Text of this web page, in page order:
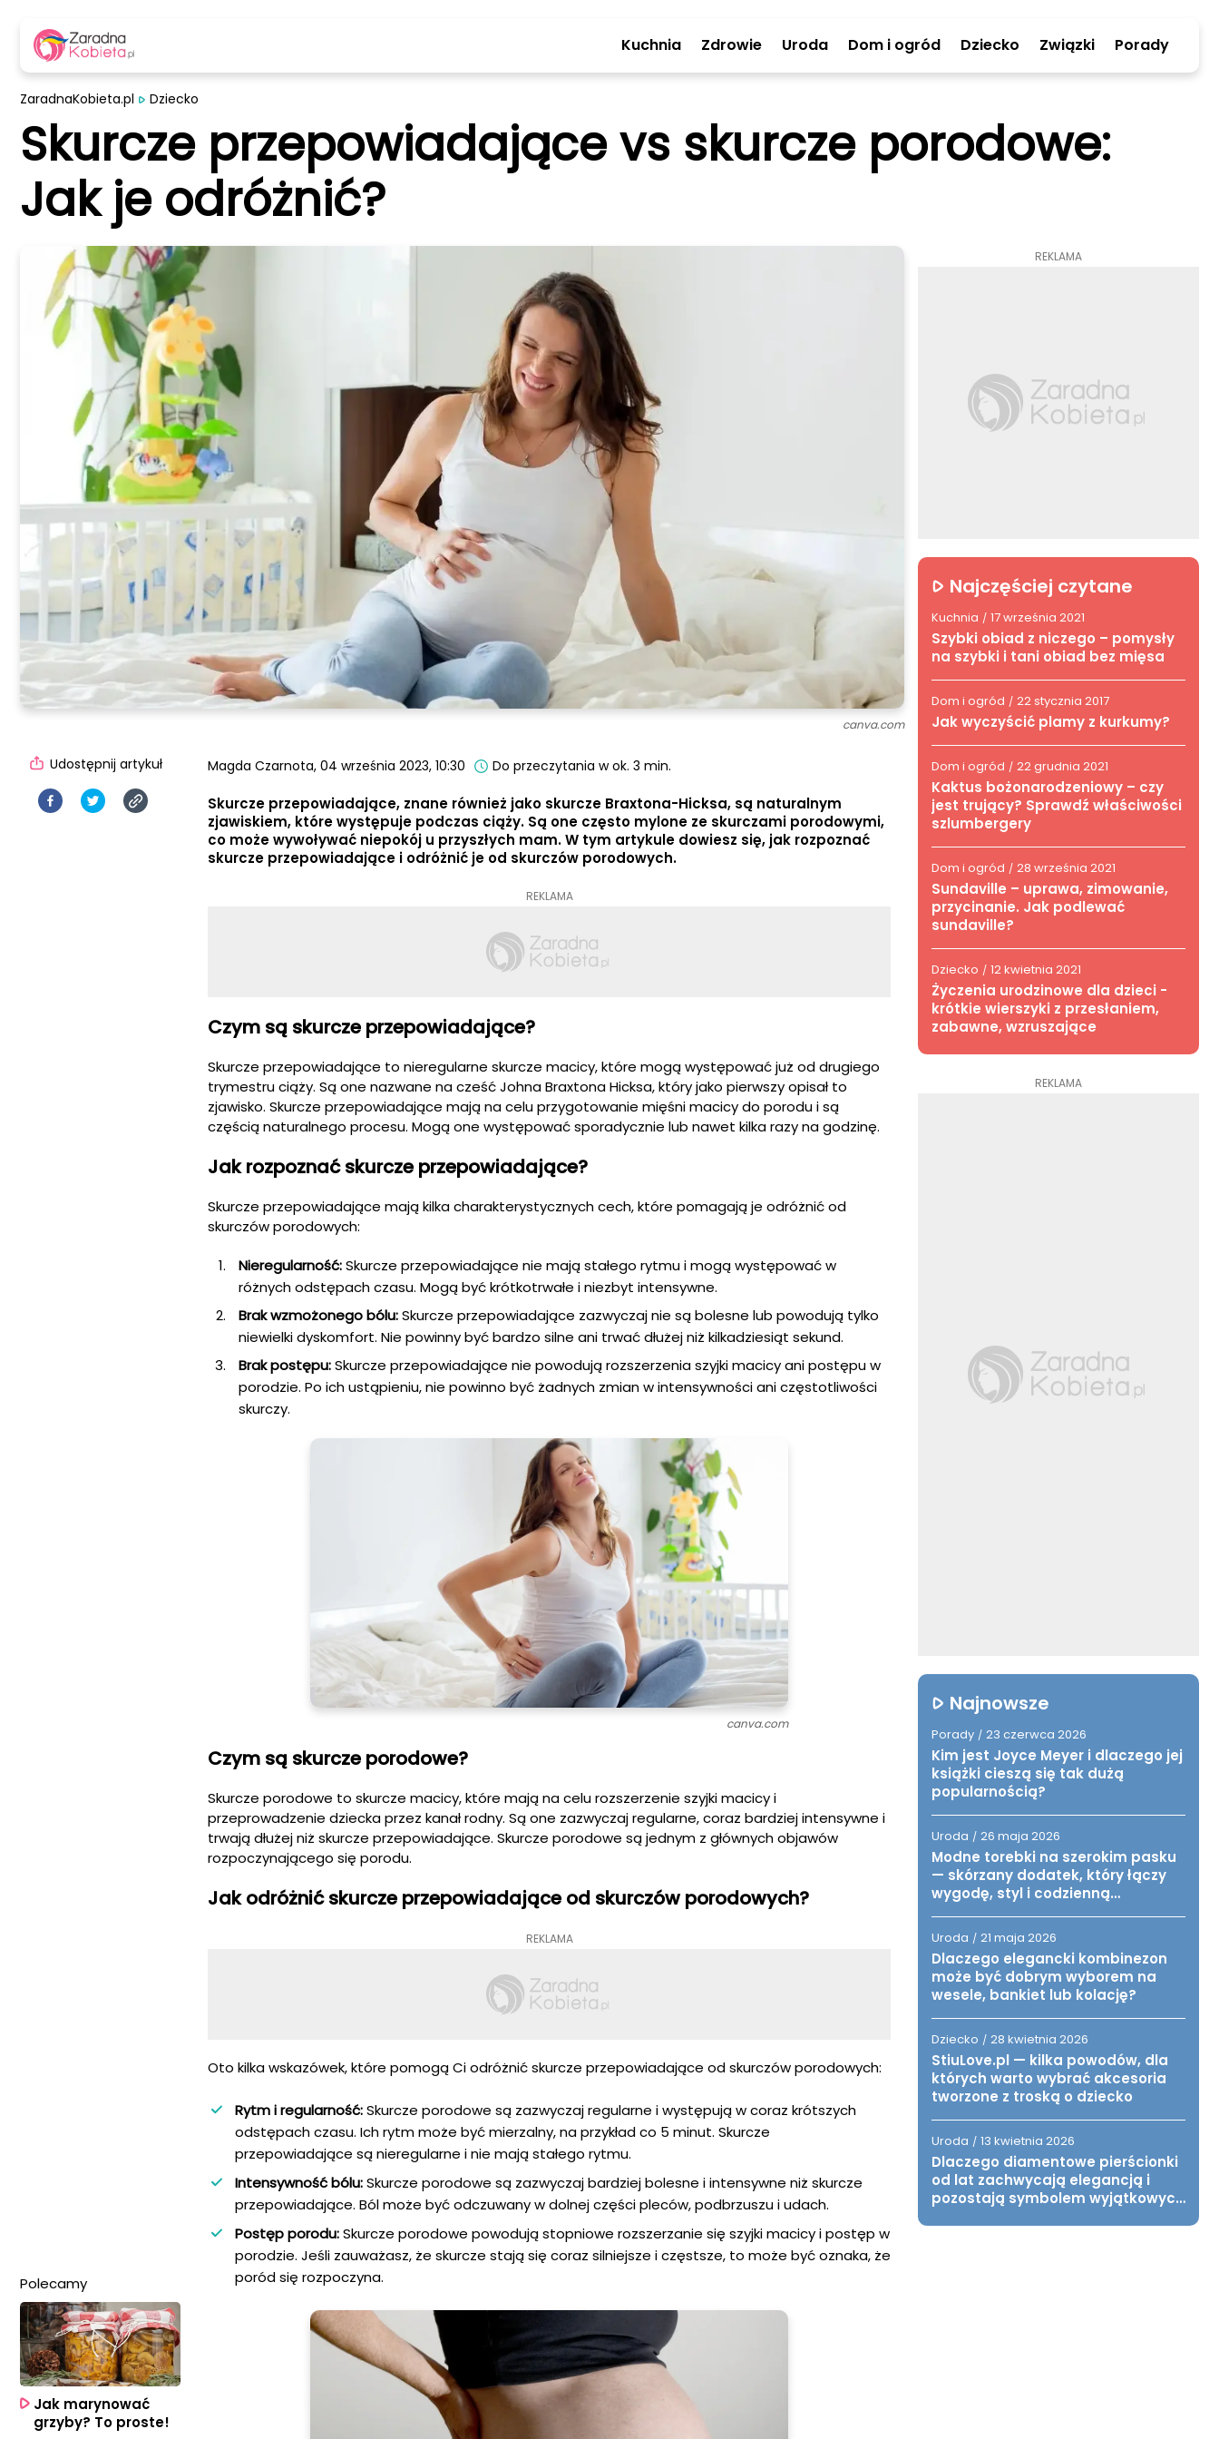
Kuchnia Zdrowie Uroda Dom i ogród Dziecko Związki Porady
canva.com
ZaradnaKobieta.pl Dziecko
Skurcze przepowiadające vs skurcze porodowe:
Jak je odróżnić?
Magda Czarnota, 04 września 2023, 10:30 Do przeczytania w ok. 3 min.
Skurcze przepowiadające, znane również jako skurcze Braxtona-Hicksa, są naturalnym
zjawiskiem, które występuje podczas ciąży. Są one często mylone ze skurczami porodowymi,
co może wywoływać niepokój u przyszłych mam. W tym artykule dowiesz się, jak rozpoznać
skurcze przepowiadające i odróżnić je od skurczów porodowych.
REKLAMA
Czym są skurcze przepowiadające?
Skurcze przepowiadające to nieregularne skurcze macicy, które mogą występować już od drugiego
trymestru ciąży. Są one nazwane na cześć Johna Braxtona Hicksa, który jako pierwszy opisał to
zjawisko. Skurcze przepowiadające mają na celu przygotowanie mięśni macicy do porodu i są
częścią naturalnego procesu. Mogą one występować sporadycznie lub nawet kilka razy na godzinę.
Jak rozpoznać skurcze przepowiadające?
Skurcze przepowiadające mają kilka charakterystycznych cech, które pomagają je odróżnić od
skurczów porodowych:
Nieregularność:Skurcze przepowiadające nie mają stałego rytmu i mogą występować w
różnych odstępach czasu. Mogą być krótkotrwałe i niezbyt intensywne.
Brak wzmożonego bólu:Skurcze przepowiadające zazwyczaj nie są bolesne lub powodują tylko
niewielki dyskomfort. Nie powinny być bardzo silne ani trwać dłużej niż kilkadziesiąt sekund.
Brak postępu:Skurcze przepowiadające nie powodują rozszerzenia szyjki macicy ani postępu w
porodzie. Po ich ustąpieniu, nie powinno być żadnych zmian w intensywności ani częstotliwości
skurczy.
canva.com
Czym są skurcze porodowe?
Skurcze porodowe to skurcze macicy, które mają na celu rozszerzenie szyjki macicy i
przeprowadzenie dziecka przez kanał rodny. Są one zazwyczaj regularne, coraz bardziej intensywne i
trwają dłużej niż skurcze przepowiadające. Skurcze porodowe są jednym z głównych objawów
rozpoczynającego się porodu.
Jak odróżnić skurcze przepowiadające od skurczów porodowych?
REKLAMA
Oto kilka wskazówek, które pomogą Ci odróżnić skurcze przepowiadające od skurczów porodowych:
Rytm i regularność:Skurcze porodowe są zazwyczaj regularne i występują w coraz krótszych
odstępach czasu. Ich rytm może być mierzalny, na przykład co 5 minut. Skurcze
przepowiadające są nieregularne i nie mają stałego rytmu.
Intensywność bólu:Skurcze porodowe są zazwyczaj bardziej bolesne i intensywne niż skurcze
przepowiadające. Ból może być odczuwany w dolnej części pleców, podbrzuszu i udach.
Postęp porodu:Skurcze porodowe powodują stopniowe rozszerzanie się szyjki macicy i postęp w
porodzie. Jeśli zauważasz, że skurcze stają się coraz silniejsze i częstsze, to może być oznaka, że
poród się rozpoczyna.
Udostępnij artykuł
Polecamy
Jak marynować
grzyby? To proste!
REKLAMA
Najczęściej czytane
Kuchnia / 17 września 2021
Szybki obiad z niczego – pomysły
na szybki i tani obiad bez mięsa
Dom i ogród / 22 stycznia 2017
Jak wyczyścić plamy z kurkumy?
Dom i ogród / 22 grudnia 2021
Kaktus bożonarodzeniowy – czy
jest trujący? Sprawdź właściwości
szlumbergery
Dom i ogród / 28 września 2021
Sundaville – uprawa, zimowanie,
przycinanie. Jak podlewać
sundaville?
Dziecko / 12 kwietnia 2021
Życzenia urodzinowe dla dzieci -
krótkie wierszyki z przesłaniem,
zabawne, wzruszające
REKLAMA
Najnowsze
Porady / 23 czerwca 2026
Kim jest Joyce Meyer i dlaczego jej
książki cieszą się tak dużą
popularnością?
Uroda / 26 maja 2026
Modne torebki na szerokim pasku
— skórzany dodatek, który łączy
wygodę, styl i codzienną
Uroda / 21 maja 2026
Dlaczego elegancki kombinezon
może być dobrym wyborem na
wesele, bankiet lub kolację?
Dziecko / 28 kwietnia 2026
StiuLove.pl — kilka powodów, dla
których warto wybrać akcesoria
tworzone z troską o dziecko
Uroda / 13 kwietnia 2026
Dlaczego diamentowe pierścionki
od lat zachwycają elegancją i
pozostają symbolem wyjątkowych